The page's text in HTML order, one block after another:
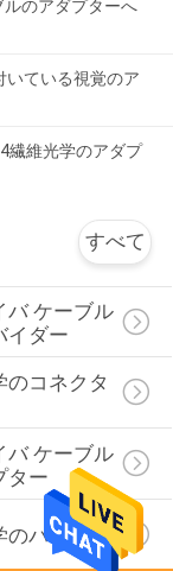
のアダプターへ
いている視覚のア
繊維光学のアダプ
すべて
バ ケーブル
イダー
のコネクタ
バ ケーブル
ター
のパッチ盤